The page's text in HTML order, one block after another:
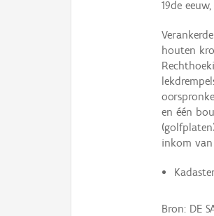
19de
houten
en één
inkom van
Bron: DE